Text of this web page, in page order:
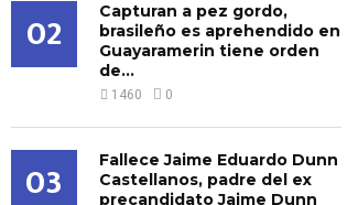
02
Capturan a pez gordo,
brasileño es aprehendido en
Guayaramerin tiene orden
de...
1460 0
03
Fallece Jaime Eduardo Dunn
Castellanos, padre del ex
precandidato Jaime Dunn